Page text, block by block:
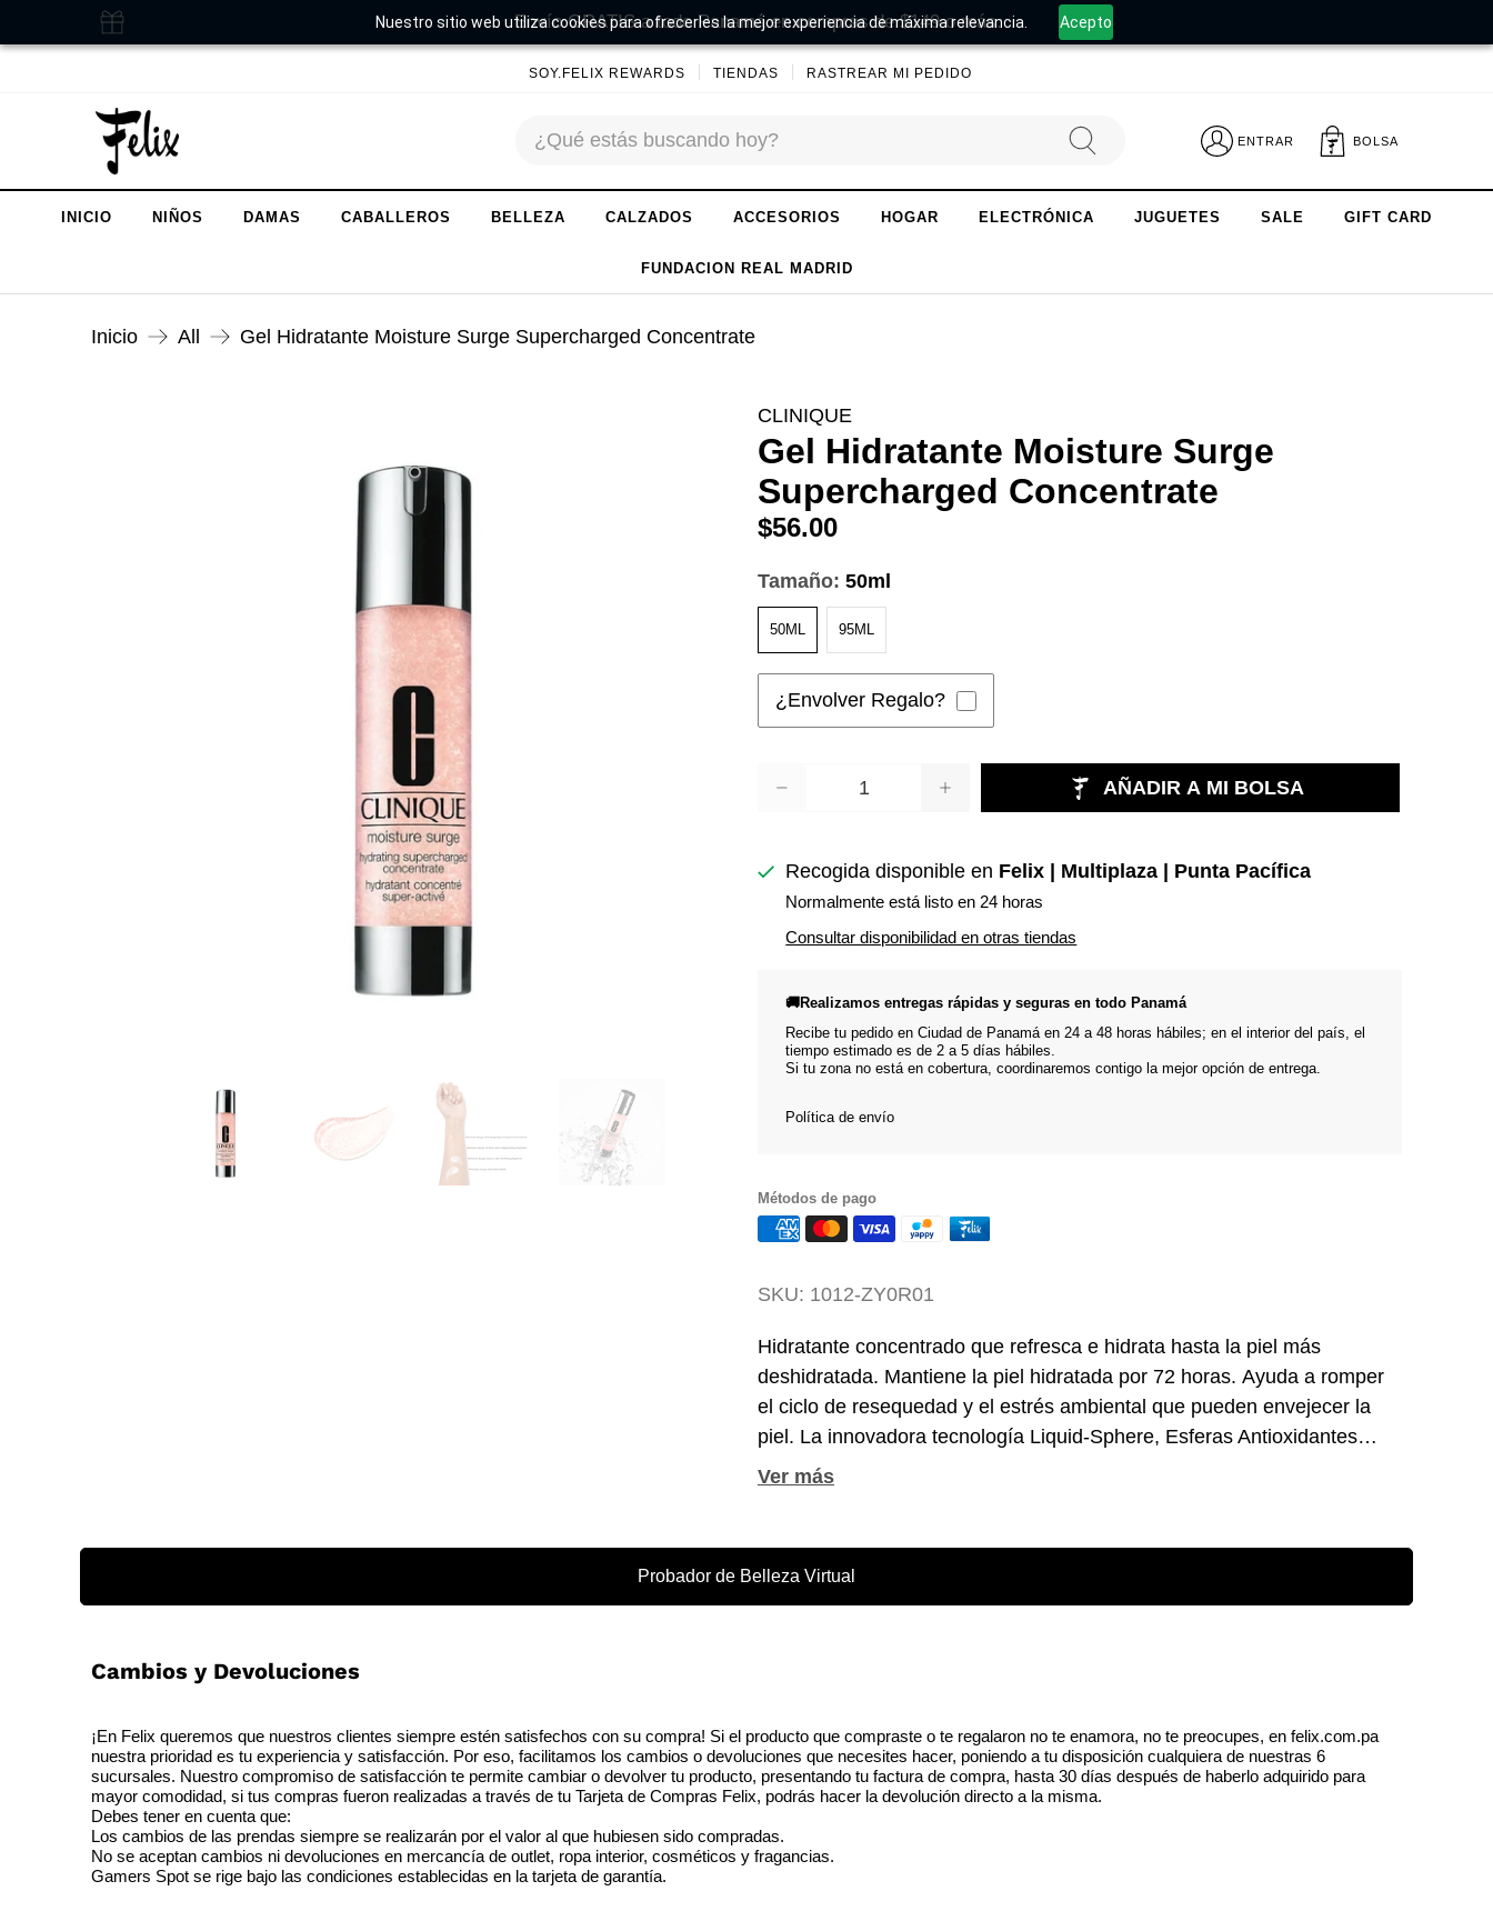
Nuestro sitio web utiliza cookies para ofrecerles la mejor experiencia de máxima relevancia. Acepto
Envío GRATIS a todo Panamá en compras de $149 o más.
SOY.FELIX REWARDS TIENDAS RASTREAR MI PEDIDO
ENTRAR BOLSA
INICIO NIÑOS DAMAS CABALLEROS BELLEZA CALZADOS ACCESORIOS HOGAR ELECTRÓNICA JUGUETES SALE GIFT CARD
FUNDACION REAL MADRID
Inicio All Gel Hidratante Moisture Surge Supercharged Concentrate
CLINIQUE
Gel Hidratante Moisture Surge
Supercharged Concentrate
$56.00
Tamaño: 50ml
50ML 95ML
¿Envolver Regalo?
AÑADIR A MI BOLSA
Recogida disponible en Felix | Multiplaza | Punta Pacífica
Normalmente está listo en 24 horas
Consultar disponibilidad en otras tiendas
🚚Realizamos entregas rápidas y seguras en todo Panamá
Recibe tu pedido en Ciudad de Panamá en 24 a 48 horas hábiles; en el interior del país, el
tiempo estimado es de 2 a 5 días hábiles.
Si tu zona no está en cobertura, coordinaremos contigo la mejor opción de entrega.
Política de envío
Métodos de pago
SKU: 1012-ZY0R01
Hidratante concentrado que refresca e hidrata hasta la piel más
deshidratada. Mantiene la piel hidratada por 72 horas. Ayuda a romper
el ciclo de resequedad y el estrés ambiental que pueden envejecer la
piel. La innovadora tecnología Liquid-Sphere, Esferas Antioxidantes
combina ingredientes que aíslan el agua con antioxidantes
Probador de Belleza Virtual
Cambios y Devoluciones
¡En Felix queremos que nuestros clientes siempre estén satisfechos con su compra! Si el producto que compraste o te regalaron no te enamora, no te preocupes, en felix.com.pa
nuestra prioridad es tu experiencia y satisfacción. Por eso, facilitamos los cambios o devoluciones que necesites hacer, poniendo a tu disposición cualquiera de nuestras 6
sucursales. Nuestro compromiso de satisfacción te permite cambiar o devolver tu producto, presentando tu factura de compra, hasta 30 días después de haberlo adquirido para
mayor comodidad, si tus compras fueron realizadas a través de tu Tarjeta de Compras Felix, podrás hacer la devolución directo a la misma.
Debes tener en cuenta que:
Los cambios de las prendas siempre se realizarán por el valor al que hubiesen sido compradas.
No se aceptan cambios ni devoluciones en mercancía de outlet, ropa interior, cosméticos y fragancias.
Gamers Spot se rige bajo las condiciones establecidas en la tarjeta de garantía.